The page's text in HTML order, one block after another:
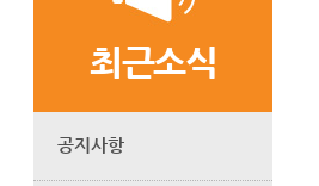
최근소식
공지사항